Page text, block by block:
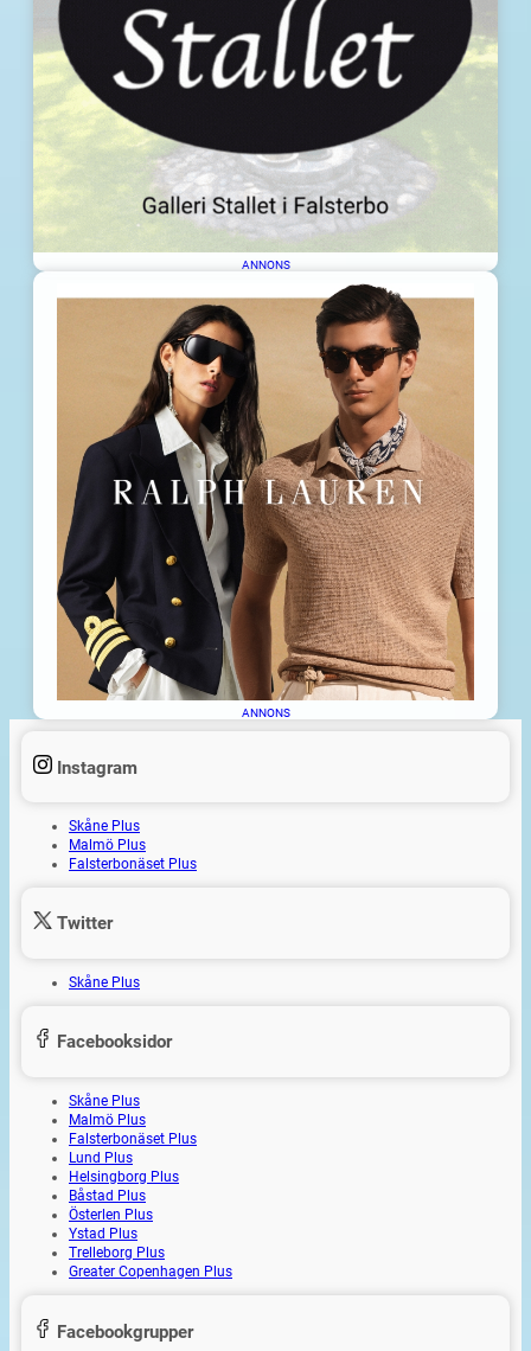
ANNONS
ANNONS
Instagram
Skåne Plus
Malmö Plus
Falsterbonäset Plus
Twitter
Skåne Plus
Facebooksidor
Skåne Plus
Malmö Plus
Falsterbonäset Plus
Lund Plus
Helsingborg Plus
Båstad Plus
Österlen Plus
Ystad Plus
Trelleborg Plus
Greater Copenhagen Plus
Facebookgrupper